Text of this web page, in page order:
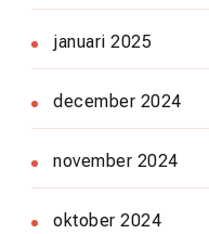
januari 2025
december 2024
november 2024
oktober 2024